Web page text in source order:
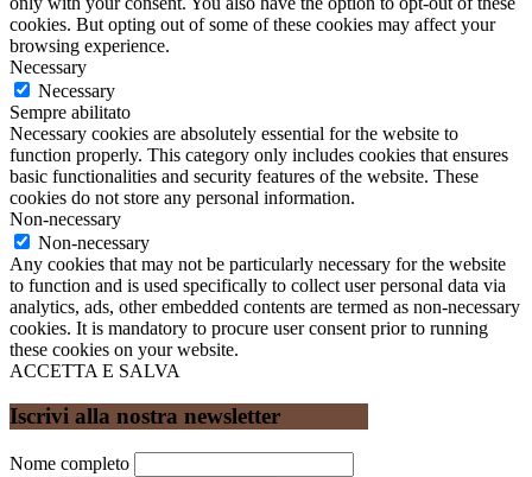
cookies. But opting out of some of these cookies may affect your
browsing experience.
Necessary
Necessary
Sempre abilitato
Necessary cookies are absolutely essential for the website to
function properly. This category only includes cookies that ensures
basic functionalities and security features of the website. These
cookies do not store any personal information.
Non-necessary
Non-necessary
Any cookies that may not be particularly necessary for the website
to function and is used specifically to collect user personal data via
analytics, ads, other embedded contents are termed as non-necessary
cookies. It is mandatory to procure user consent prior to running
these cookies on your website.
ACCETTA E SALVA
Iscrivi alla nostra newsletter
Nome completo